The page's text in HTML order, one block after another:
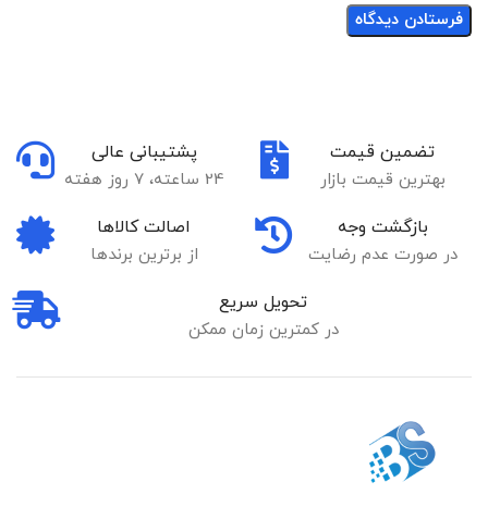
تضمین قیمت
بهترین قیمت بازار
پشتیبانی عالی
24 ساعته، 7 روز هفته
بازگشت وجه
در صورت عدم رضایت
اصالت کالاها
از برترین برندها
تحویل سریع
در کمترین زمان ممکن